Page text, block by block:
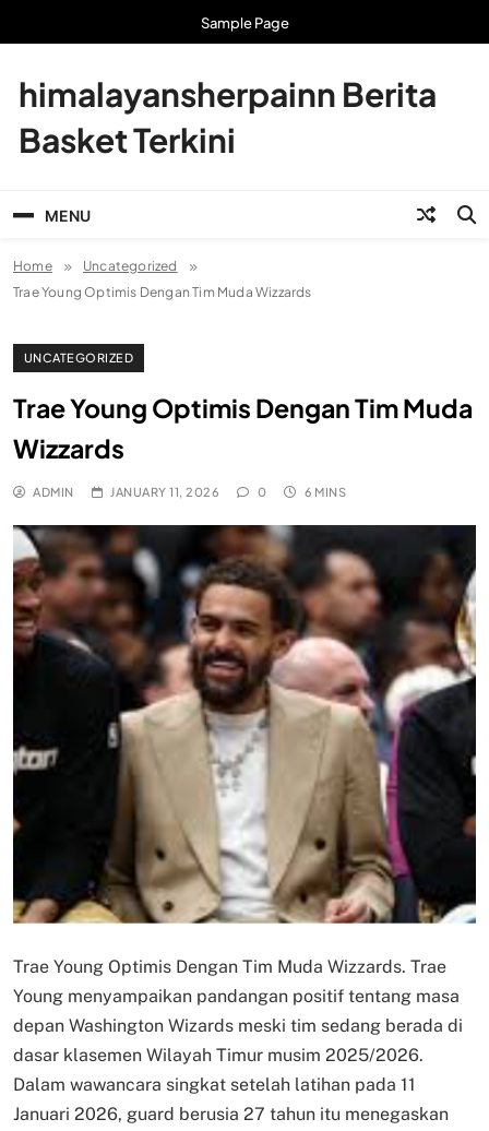
Sample Page
himalayansherpainn Berita
Basket Terkini
MENU
Home
Uncategorized
Trae Young Optimis Dengan Tim Muda Wizzards
UNCATEGORIZED
Trae Young Optimis Dengan Tim Muda
Wizzards
ADMIN JANUARY 11, 2026 0 6 MINS
Trae Young Optimis Dengan Tim Muda Wizzards. Trae
Young menyampaikan pandangan positif tentang masa
depan Washington Wizards meski tim sedang berada di
dasar klasemen Wilayah Timur musim 2025/2026.
Dalam wawancara singkat setelah latihan pada 11
Januari 2026, guard berusia 27 tahun itu menegaskan